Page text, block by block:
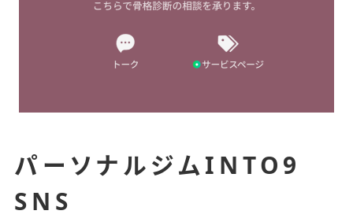
パーソナルジム INTO9
SNS